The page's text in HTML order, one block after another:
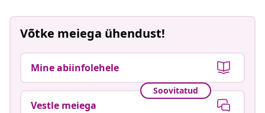
Võtke meiega ühendust!
Mine abiinfolehele
Soovitatud
Vestle meiega